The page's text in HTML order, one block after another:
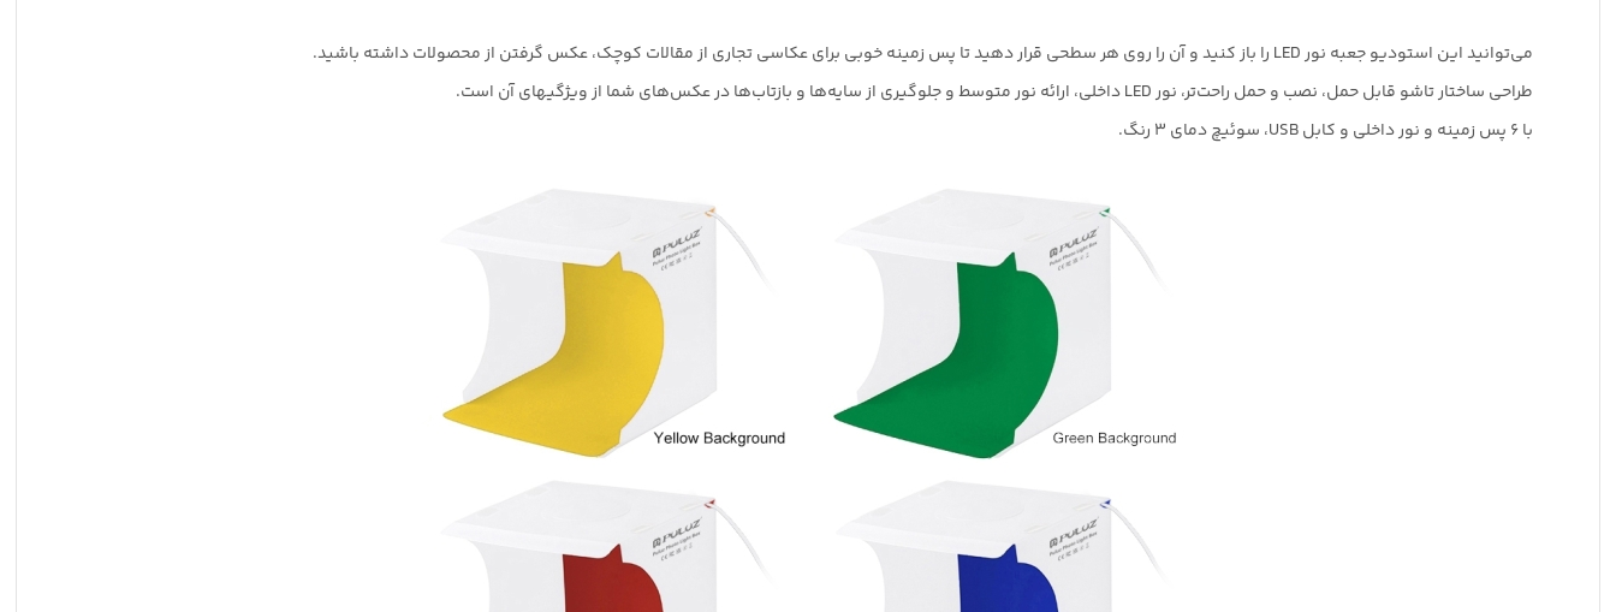
می‌توانید این استودیو جعبه نور LED را باز کنید و آن را روی هر سطحی قرار دهید تا پس زمینه خوبی برای عکاسی تجاری از مقالات کوچک، عکس گرفتن از محصولات داشته باشید.
طراحی ساختار تاشو قابل حمل، نصب و حمل راحت‌تر، نور LED داخلی، ارائه نور متوسط ​​و جلوگیری از سایه‌ها و بازتاب‌ها در عکس‌های شما از ویژگیهای آن است.
با 6 پس زمینه و نور داخلی و کابل USB، سوئیچ دمای 3 رنگ.